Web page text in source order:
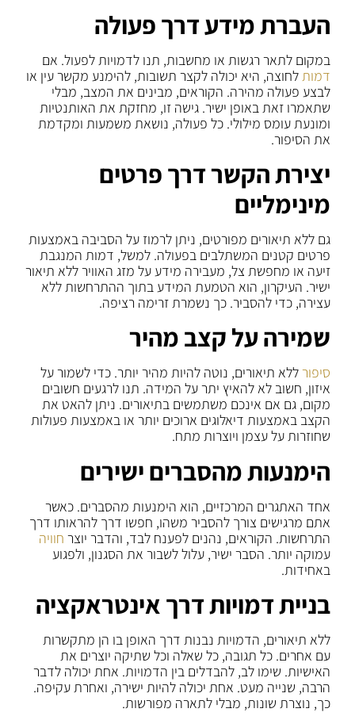
העברת מידע דרך פעולה
במקום לתאר רגשות או מחשבות, תנו לדמויות לפעול. אם
דמותלחוצה, היא יכולה לקצר תשובות, להימנע מקשר עין או
לבצע פעולה מהירה. הקוראים, מבינים את המצב, מבלי
שתאמרו זאת באופן ישיר. גישה זו, מחזקת את האותנטיות
ומונעת עומס מילולי. כל פעולה, נושאת משמעות ומקדמת
את הסיפור.
יצירת הקשר דרך פרטים
מינימליים
גם ללא תיאורים מפורטים, ניתן לרמוז על הסביבה באמצעות
פרטים קטנים המשתלבים בפעולה. למשל, דמות המנגבת
זיעה או מחפשת צל, מעבירה מידע על מזג האוויר ללא תיאור
ישיר. העיקרון, הוא הטמעת המידע בתוך ההתרחשות ללא
עצירה, כדי להסביר. כך נשמרת זרימה רציפה.
שמירה על קצב מהיר
סיפורללא תיאורים, נוטה להיות מהיר יותר. כדי לשמור על
איזון, חשוב לא להאיץ יתר על המידה. תנו לרגעים חשובים
מקום, גם אם אינכם משתמשים בתיאורים. ניתן להאט את
הקצב באמצעות דיאלוגים ארוכים יותר או באמצעות פעולות
שחוזרות על עצמן ויוצרות מתח.
הימנעות מהסברים ישירים
אחד האתגרים המרכזיים, הוא הימנעות מהסברים. כאשר
אתם מרגישים צורך להסביר משהו, חפשו דרך להראותו דרך
התרחשות. הקוראים, נהנים לפענח לבד, והדבר יוצר חוויה
עמוקה יותר. הסבר ישיר, עלול לשבור את הסגנון, ולפגוע
באחידות.
בניית דמויות דרך אינטראקציה
ללא תיאורים, הדמויות נבנות דרך האופן בו הן מתקשרות
עם אחרים. כל תגובה, כל שאלה וכל שתיקה יוצרים את
האישיות. שימו לב, להבדלים בין הדמויות. אחת יכולה לדבר
הרבה, שנייה מעט. אחת יכולה להיות ישירה, ואחרת עקיפה.
כך, נוצרת שונות, מבלי לתארה מפורשות.